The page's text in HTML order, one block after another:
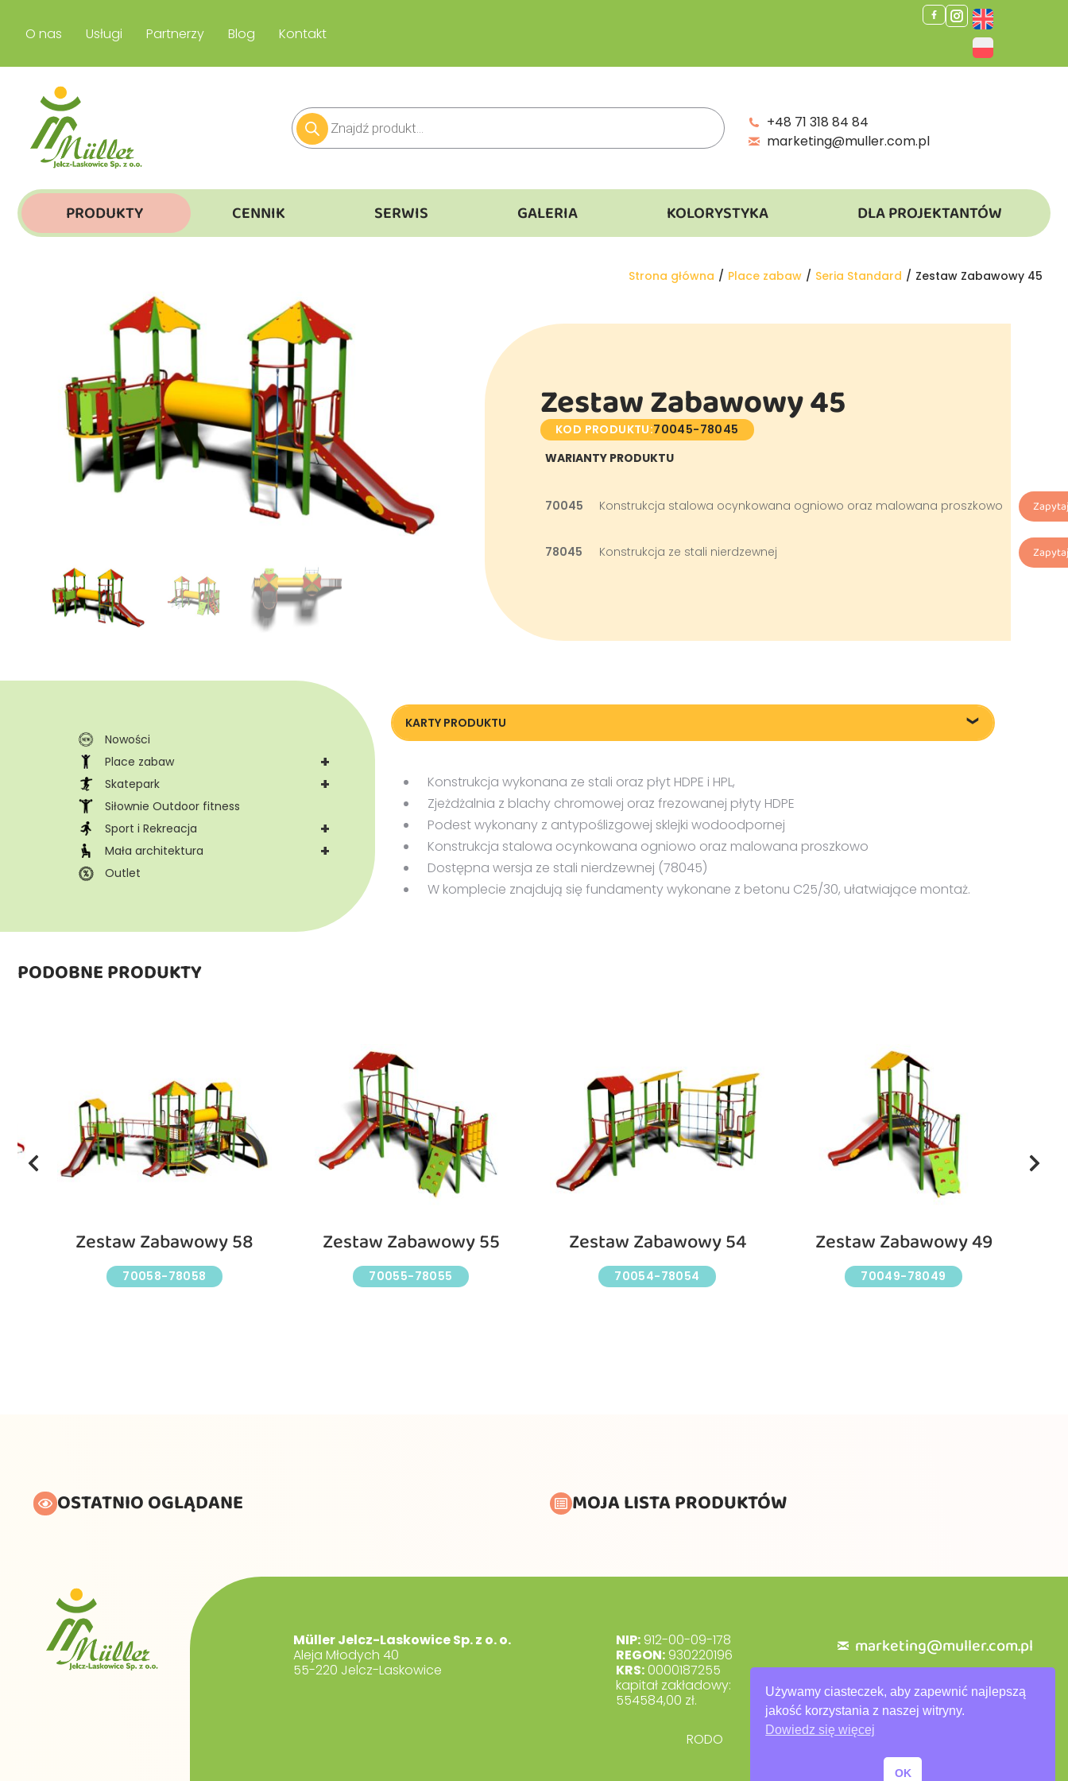
Używamy ciasteczek, aby zapewnić najlepszą
jakość korzystania z naszej witryny.
Dowiedz się więcej
OK
O nas Usługi Partnerzy Blog Kontakt
+48 71 318 84 84
marketing@muller.com.pl
PRODUKTY CENNIK SERWIS GALERIA KOLORYSTYKA DLA PROJEKTANTÓW
Jesteś tutaj:
Strona główna Place zabaw Seria Standard Zestaw Zabawowy 45
Zestaw Zabawowy 45
KOD PRODUKTU:70045-78045
WARIANTY PRODUKTU
70045 Konstrukcja stalowa ocynkowana ogniowo oraz malowana proszkowo
78045 Konstrukcja ze stali nierdzewnej
Nowości
+
Place zabaw
+
Skatepark
Siłownie Outdoor fitness
+
Sport i Rekreacja
+
Mała architektura
Outlet
KARTY PRODUKTU
Konstrukcja wykonana ze stali oraz płyt HDPE i HPL,
Zjeżdżalnia z blachy chromowej oraz frezowanej płyty HDPE
Podest wykonany z antypoślizgowej sklejki wodoodpornej
Konstrukcja stalowa ocynkowana ogniowo oraz malowana proszkowo
Dostępna wersja ze stali nierdzewnej (78045)
W komplecie znajdują się fundamenty wykonane z betonu C25/30, ułatwiające montaż.
PODOBNE PRODUKTY
Zestaw Zabawowy 58
70058-78058
Zestaw Zabawowy 55
70055-78055
Zestaw Zabawowy 54
70054-78054
Zestaw Zabawowy 49
70049-78049
OSTATNIO OGLĄDANE MOJA LISTA PRODUKTÓW
Müller Jelcz-Laskowice Sp. z o. o.
Aleja Młodych 40
55-220 Jelcz-Laskowice
NIP:912-00-09-178
REGON:930220196
KRS:0000187255
kapitał zakładowy:
554584,00 zł.
marketing@muller.com.pl
+48 71 318 84 84
RODO Polityka prywatności